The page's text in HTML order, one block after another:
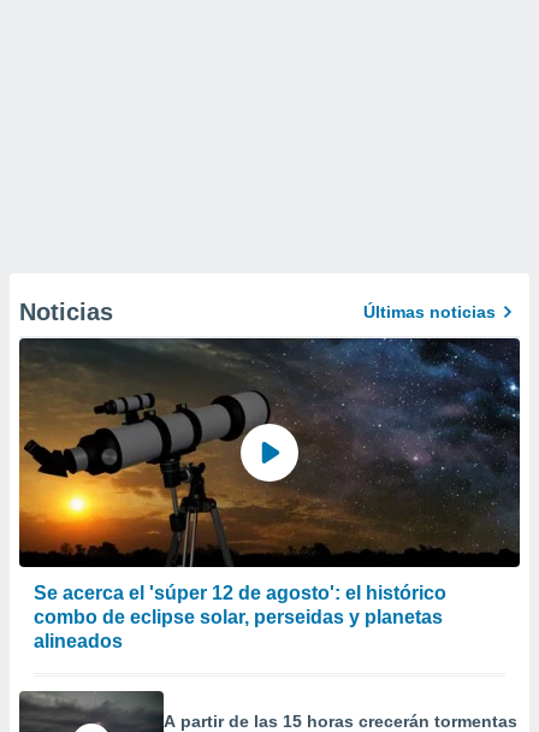
Noticias Últimas noticias
Se acerca el 'súper 12 de agosto': el histórico
combo de eclipse solar, perseidas y planetas
alineados
A partir de las 15 horas crecerán tormentas